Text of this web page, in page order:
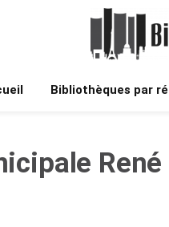
Bibliothèques par
René